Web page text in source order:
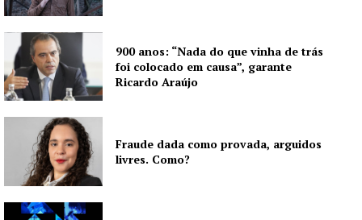
900 anos: “Nada do que vinha de trás
foi colocado em causa”, garante
Ricardo Araújo
Fraude dada como provada, arguidos
livres. Como?